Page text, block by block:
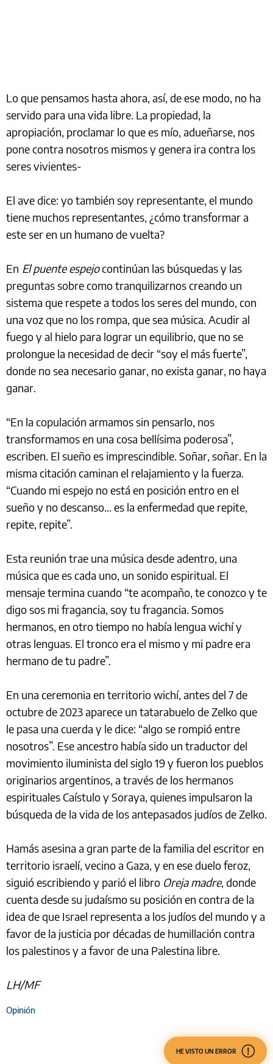
Lo que pensamos hasta ahora, así, de ese modo, no ha
servido para una vida libre. La propiedad, la
apropiación, proclamar lo que es mío, adueñarse, nos
pone contra nosotros mismos y genera ira contra los
seres vivientes-
El ave dice: yo también soy representante, el mundo
tiene muchos representantes, ¿cómo transformar a
este ser en un humano de vuelta?
En El puente espejocontinúan las búsquedas y las
preguntas sobre como tranquilizarnos creando un
sistema que respete a todos los seres del mundo, con
una voz que no los rompa, que sea música. Acudir al
fuego y al hielo para lograr un equilibrio, que no se
prolongue la necesidad de decir “soy el más fuerte”,
donde no sea necesario ganar, no exista ganar, no haya
ganar.
“En la copulación armamos sin pensarlo, nos
transformamos en una cosa bellísima poderosa”,
escriben. El sueño es imprescindible. Soñar, soñar. En la
misma citación caminan el relajamiento y la fuerza.
“Cuando mi espejo no está en posición entro en el
sueño y no descanso… es la enfermedad que repite,
repite, repite”.
Esta reunión trae una música desde adentro, una
música que es cada uno, un sonido espiritual. El
mensaje termina cuando “te acompaño, te conozco y te
digo sos mi fragancia, soy tu fragancia. Somos
hermanos, en otro tiempo no había lengua wichí y
otras lenguas. El tronco era el mismo y mi padre era
hermano de tu padre”.
En una ceremonia en territorio wichí, antes del 7 de
octubre de 2023 aparece un tatarabuelo de Zelko que
le pasa una cuerda y le dice: “algo se rompió entre
nosotros”. Ese ancestro había sido un traductor del
movimiento iluminista del siglo 19 y fueron los pueblos
originarios argentinos, a través de los hermanos
espirituales Caístulo y Soraya, quienes impulsaron la
búsqueda de la vida de los antepasados judíos de Zelko.
Hamás asesina a gran parte de la familia del escritor en
territorio israelí, vecino a Gaza, y en ese duelo feroz,
siguió escribiendo y parió el libro Oreja madre, donde
cuenta desde su judaísmo su posición en contra de la
idea de que Israel representa a los judíos del mundo y a
favor de la justicia por décadas de humillación contra
los palestinos y a favor de una Palestina libre.
LH/MF
Opinión
HE VISTO UN ERROR